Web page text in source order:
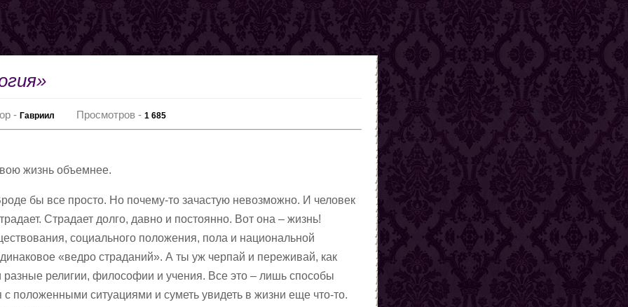
-Гавриил Просмотров -1 685
жизнь объемнее.
бы все просто. Но почему-то зачастую невозможно. И человек
Страдает долго, давно и постоянно. Вот она – жизнь!
социального положения, пола и национальной
«ведро страданий». А ты уж черпай и переживай, как
религии, философии и учения. Все это – лишь способы
с положенными ситуациями и суметь увидеть в жизни еще что-то.